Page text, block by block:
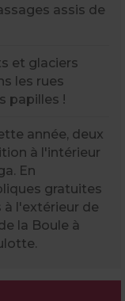
assis de
et glaciers
les rues
papilles !
année, deux
à l'intérieur
En
gratuites
l'extérieur de
la Boule à